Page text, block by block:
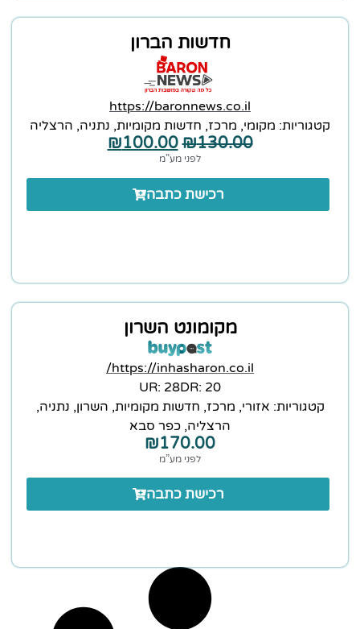
חדשות הברון
https://baronnews.co.il
קטגוריות: מקומי, מרכז, חדשות מקומיות, נתניה, הרצליה
₪130.00
₪100.00
לפני מע”מ
רכישת כתבה
מקומונט השרון
https://inhasharon.co.il/
20 :DR
28 :UR
קטגוריות: אזורי, מרכז, חדשות מקומיות, השרון, נתניה,
הרצליה, כפר סבא
₪170.00
לפני מע”מ
רכישת כתבה